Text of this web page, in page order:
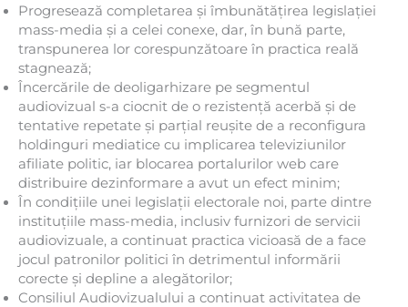
Progresează completarea și îmbunătățirea legislației
mass-media și a celei conexe, dar, în bună parte,
transpunerea lor corespunzătoare în practica reală
stagnează;
Încercările de deoligarhizare pe segmentul
audiovizual s-a ciocnit de o rezistență acerbă și de
tentative repetate și parțial reușite de a reconfigura
holdinguri mediatice cu implicarea televiziunilor
afiliate politic, iar blocarea portalurilor web care
distribuire dezinformare a avut un efect minim;
În condițiile unei legislații electorale noi, parte dintre
instituțiile mass-media, inclusiv furnizori de servicii
audiovizuale, a continuat practica vicioasă de a face
jocul patronilor politici în detrimentul informării
corecte și depline a alegătorilor;
Consiliul Audiovizualului a continuat activitatea de